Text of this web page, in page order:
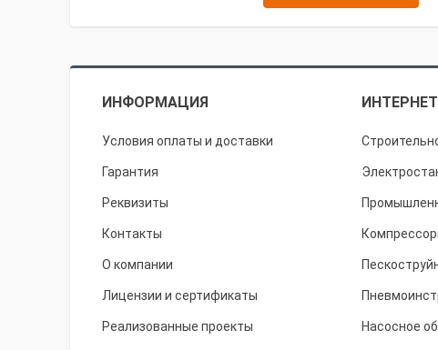
ИНФОРМАЦИЯ
Условия оплаты и доставки
Гарантия
Реквизиты
Контакты
О компании
Лицензии и сертификаты
Реализованные проекты Насосное